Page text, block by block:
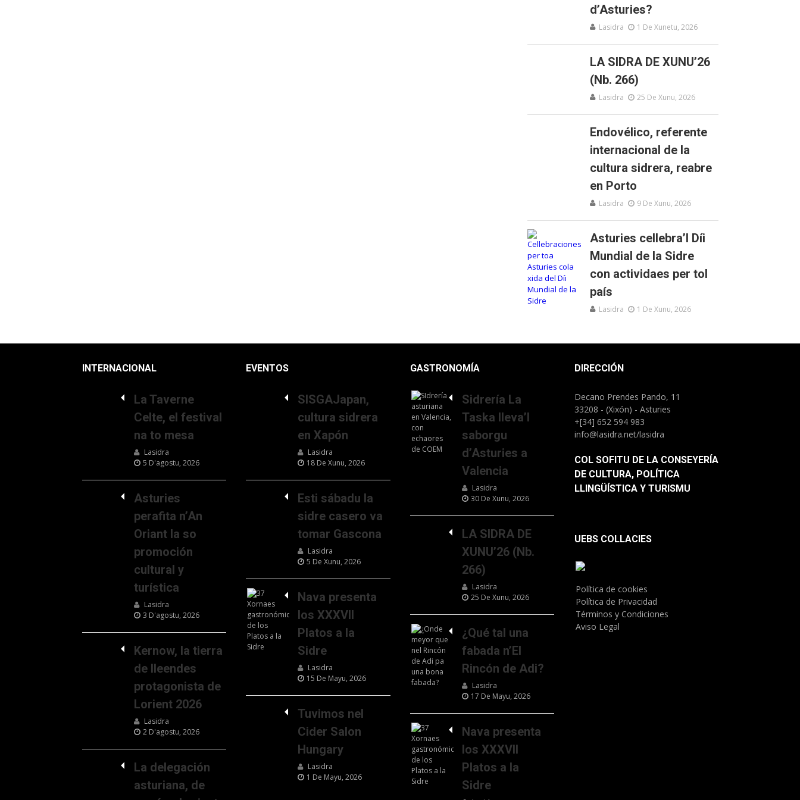
d’Asturies?
Lasidra 1 De Xunetu, 2026
LA SIDRA DE XUNU’26
(Nb. 266)
Lasidra 25 De Xunu, 2026
Endovélico, referente
internacional de la
cultura sidrera, reabre
en Porto
Lasidra 9 De Xunu, 2026
Asturies cellebra’l Díi
Mundial de la Sidre
con actividaes per tol
país
Lasidra 1 De Xunu, 2026
INTERNACIONAL
La Taverne
Celte, el festival
na to mesa
Lasidra
5 D'agostu, 2026
Asturies
perafita n’An
Oriant la so
promoción
cultural y
turística
Lasidra
3 D'agostu, 2026
Kernow, la tierra
de lleendes
protagonista de
Lorient 2026
Lasidra
2 D'agostu, 2026
La delegación
asturiana, de
EVENTOS
SISGAJapan,
cultura sidrera
en Xapón
Lasidra
18 De Xunu, 2026
Esti sábadu la
sidre casero va
tomar Gascona
Lasidra
5 De Xunu, 2026
Nava presenta
los XXXVII
Platos a la
Sidre
Lasidra
15 De Mayu, 2026
Tuvimos nel
Cider Salon
Hungary
Lasidra
1 De Mayu, 2026
GASTRONOMÍA
Sidrería La
Taska lleva’l
saborgu
d’Asturies a
Valencia
Lasidra
30 De Xunu, 2026
LA SIDRA DE
XUNU’26 (Nb.
266)
Lasidra
25 De Xunu, 2026
¿Qué tal una
fabada n’El
Rincón de Adi?
Lasidra
17 De Mayu, 2026
Nava presenta
los XXXVII
Platos a la
Sidre
DIRECCIÓN
Decano Prendes Pando, 11
33208 - (Xixón) - Asturies
+[34] 652 594 983
info@lasidra.net/lasidra
COL SOFITU DE LA CONSEYERÍA
DE CULTURA, POLÍTICA
LLINGÜÍSTICA Y TURISMU
UEBS COLLACIES
Política de cookies
Política de Privacidad
Términos y Condiciones
Aviso Legal